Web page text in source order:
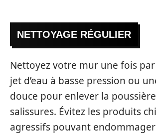
NETTOYAGE RÉGULIER
Nettoyez votre mur une fois
jet d’eau à basse pression ou
douce pour enlever la
salissures. Évitez les produits
agressifs pouvant endommager